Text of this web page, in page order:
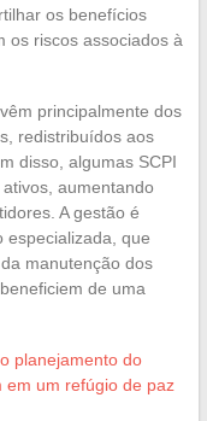
os benefícios
os riscos associados à
principalmente dos
redistribuídos aos
disso, algumas SCPI
aumentando
A gestão é
especializada, que
manutenção dos
de uma
planejamento do
em um refúgio de paz